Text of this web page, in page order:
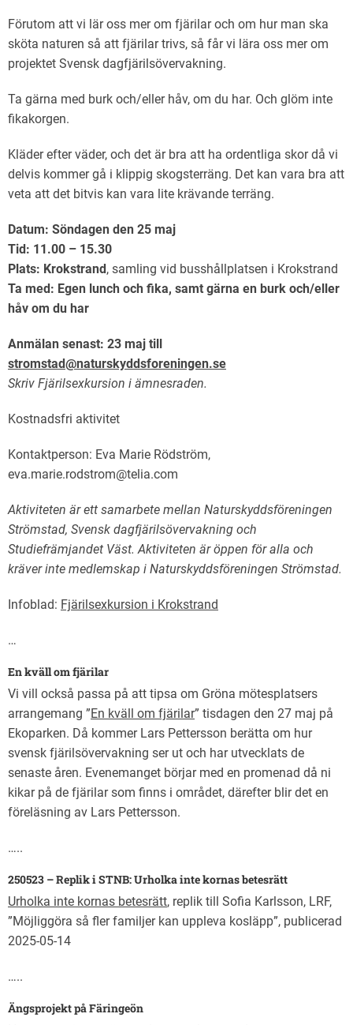
Förutom att vi lär oss mer om fjärilar och om hur man ska
sköta naturen så att fjärilar trivs, så får vi lära oss mer om
projektet Svensk dagfjärilsövervakning.
Ta gärna med burk och/eller håv, om du har. Och glöm inte
fikakorgen.
Kläder efter väder, och det är bra att ha ordentliga skor då vi
delvis kommer gå i klippig skogsterräng. Det kan vara bra att
veta att det bitvis kan vara lite krävande terräng.
Datum: Söndagen den 25 maj
Tid: 11.00 – 15.30
Plats: Krokstrand, samling vid busshållplatsen i Krokstrand
Ta med: Egen lunch och fika, samt gärna en burk och/eller
håv om du har
Anmälan senast: 23 maj till
stromstad@naturskyddsforeningen.se
Skriv Fjärilsexkursion i ämnesraden.
Kostnadsfri aktivitet
Kontaktperson: Eva Marie Rödström,
eva.marie.rodstrom@telia.com
Aktiviteten är ett samarbete mellan Naturskyddsföreningen
Strömstad, Svensk dagfjärilsövervakning och
Studiefrämjandet Väst. Aktiviteten är öppen för alla och
kräver inte medlemskap i Naturskyddsföreningen Strömstad.
Infoblad: Fjärilsexkursion i Krokstrand
…
En kväll om fjärilar
Vi vill också passa på att tipsa om Gröna mötesplatsers
arrangemang ”En kväll om fjärilar” tisdagen den 27 maj på
Ekoparken. Då kommer Lars Pettersson berätta om hur
svensk fjärilsövervakning ser ut och har utvecklats de
senaste åren. Evenemanget börjar med en promenad då ni
kikar på de fjärilar som finns i området, därefter blir det en
föreläsning av Lars Pettersson.
…..
250523 – Replik i STNB: Urholka inte kornas betesrätt
Urholka inte kornas betesrätt, replik till Sofia Karlsson, LRF,
”Möjliggöra så fler familjer kan uppleva kosläpp”, publicerad
2025-05-14
…..
Ängsprojekt på Färingeön